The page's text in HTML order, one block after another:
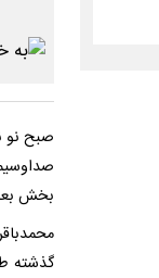
صبح نو
بخش
گذشته